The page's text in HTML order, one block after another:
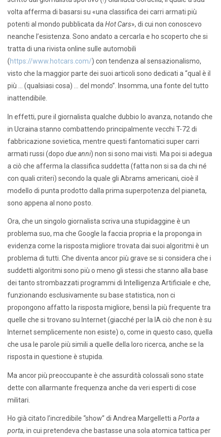
volta afferma di basarsi su «una classifica dei carri armati più
potenti al mondo pubblicata daHot Cars», di cui non conoscevo
neanche l’esistenza. Sono andato a cercarla e ho scoperto che si
tratta di una rivista online sulle automobili
(https://www.hotcars.com/) con tendenza al sensazionalismo,
visto che la maggior parte dei suoi articoli sono dedicati a “qual è il
più … (qualsiasi cosa) … del mondo”. Insomma, una fonte del tutto
inattendibile.
In effetti, pure il giornalista qualche dubbio lo avanza, notando che
in Ucraina stanno combattendo principalmente vecchi T-72 di
fabbricazione sovietica, mentre questi fantomatici super carri
armati russi (dopo due anni) non si sono mai visti. Ma poi si adegua
a ciò che afferma la classifica suddetta (fatta non si sa da chi né
con quali criteri) secondo la quale gli Abrams americani, cioè il
modello di punta prodotto dalla prima superpotenza del pianeta,
sono appena al nono posto.
Ora, che un singolo giornalista scriva una stupidaggine è un
problema suo, ma che Google la faccia propria e la proponga in
evidenza come la risposta migliore trovata dai suoi algoritmi è un
problema di tutti. Che diventa ancor più grave se si considera che i
suddetti algoritmi sono più o meno gli stessi che stanno alla base
dei tanto strombazzati programmi di Intelligenza Artificiale e che,
funzionando esclusivamente su base statistica, non ci
propongono affatto la risposta migliore, bensì la più frequente tra
quelle che si trovano su Internet (giacché per la IA ciò che non è su
Internet semplicemente non esiste) o, come in questo caso, quella
che usa le parole più simili a quelle della loro ricerca, anche se la
risposta in questione è stupida.
Ma ancor più preoccupante è che assurdità colossali sono state
dette con allarmante frequenza anche da veri esperti di cose
militari.
Ho già citato l’incredibile “show” di Andrea Margelletti aPorta a
porta, in cui pretendeva che bastasse una sola atomica tattica per